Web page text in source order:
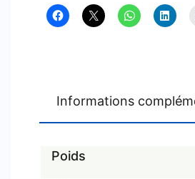
Informations
Poids